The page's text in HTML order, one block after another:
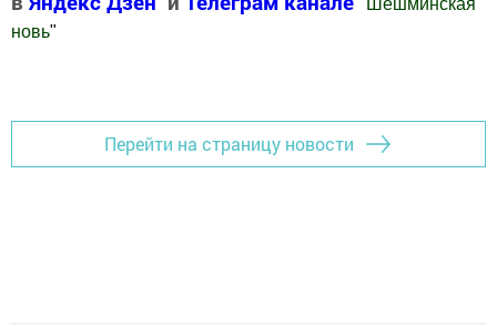
новь"
Перейти на страницу новости